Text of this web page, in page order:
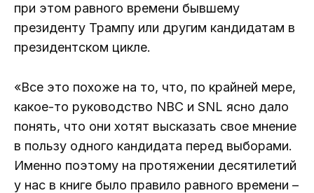
при этом равного времени бывшему
президенту Трампу или другим кандидатам в
президентском цикле.
«Все это похоже на то, что, по крайней мере,
какое-то руководство NBC и SNL ясно дало
понять, что они хотят высказать свое мнение
в пользу одного кандидата перед выборами.
Именно поэтому на протяжении десятилетий
у нас в книге было правило равного времени –